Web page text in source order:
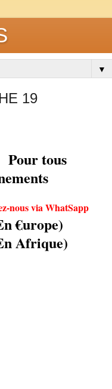
▼
19
Pour tous
nous via WhatSapp
€urope)
Afrique)